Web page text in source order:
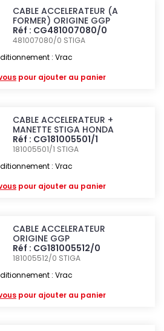
CABLE ACCELERATEUR (A
FORMER) ORIGINE GGP
Réf : CG481007080/0
481007080/0 STIGA
: Vrac
pour ajouter au panier
CABLE ACCELERATEUR +
MANETTE STIGA HONDA
Réf : CG181005501/1
181005501/1 STIGA
: Vrac
pour ajouter au panier
CABLE ACCELERATEUR
ORIGINE GGP
Réf : CG181005512/0
181005512/0 STIGA
: Vrac
pour ajouter au panier